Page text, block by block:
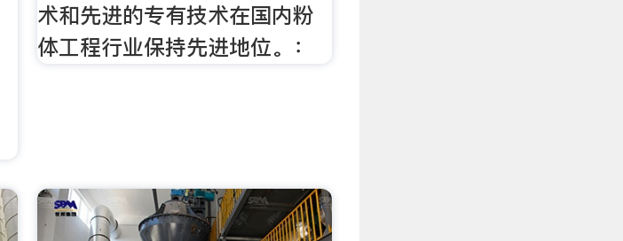
术和先进的专有技术在国内粉
体工程行业保持先进地位。：